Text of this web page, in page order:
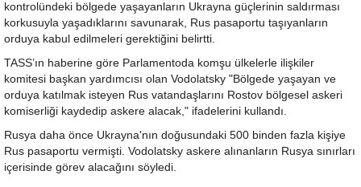
kontrolündeki bölgede yaşayanların Ukrayna güçlerinin saldırması
korkusuyla yaşadıklarını savunarak, Rus pasaportu taşıyanların
orduya kabul edilmeleri gerektiğini belirtti.
TASS’ın haberine göre Parlamentoda komşu ülkelerle ilişkiler
komitesi başkan yardımcısı olan Vodolatsky "Bölgede yaşayan ve
orduya katılmak isteyen Rus vatandaşlarını Rostov bölgesel askeri
komiserliği kaydedip askere alacak," ifadelerini kullandı.
Rusya daha önce Ukrayna'nın doğusundaki 500 binden fazla kişiye
Rus pasaportu vermişti. Vodolatsky askere alınanların Rusya sınırları
içerisinde görev alacağını söyledi.